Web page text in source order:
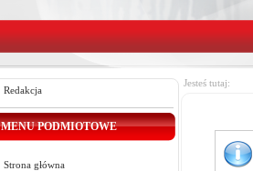
Redakcja
MENU PODMIOTOWE
Strona główna
Jesteś tutaj: